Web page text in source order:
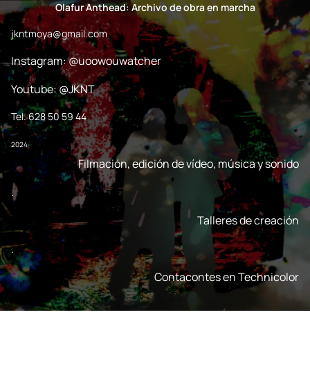
Olafur Anthead: Archivo de obra en marcha
jkntmoya@gmail.com
Instagram: @uoowouwatcher
Youtube: @JKNT
Tel. 628 50 59 44
2024
Filmación, edición de vídeo, música y sonido
.
Talleres de creación
.
Contacontes en Technicolor